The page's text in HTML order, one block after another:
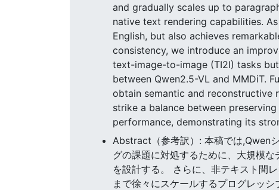
and gradually scales up to
native text rendering capabilities.
English, but also achieves
consistency, we introduce an
text-image-to-image (TI2I) tasks
between Qwen2.5-VL and MMDiT.
obtain semantic and reconstructive
strike a balance between
performance, demonstrating its
Abstract（参考訳）: 本稿では,Qwen
グの課題に対処するために、大規模
を設計する。 さらに、非テキスト間
まで徐々にスケールするプログレッ